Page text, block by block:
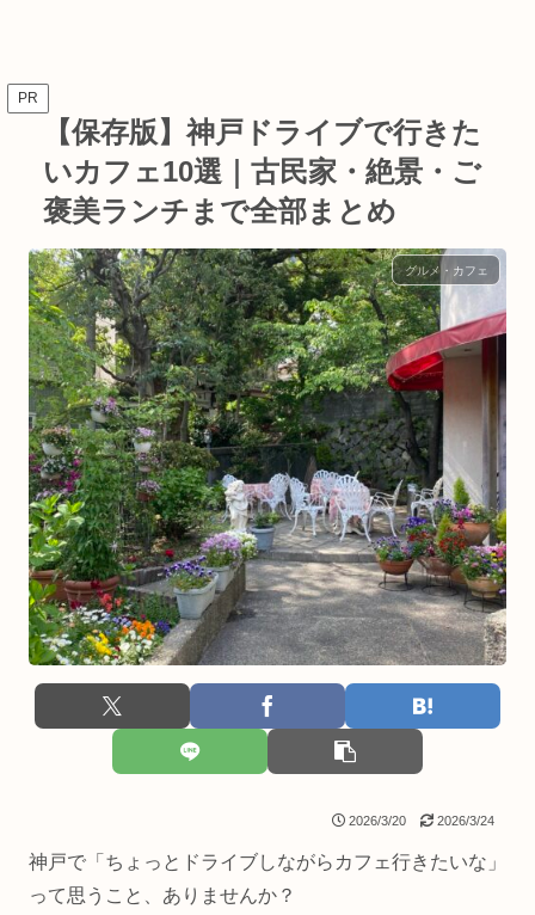
PR
【保存版】神戸ドライブで行きた
いカフェ10選｜古民家・絶景・ご
褒美ランチまで全部まとめ
グルメ・カフェ
2026/3/20 2026/3/24
神戸で「ちょっとドライブしながらカフェ行きたいな」
って思うこと、ありませんか？